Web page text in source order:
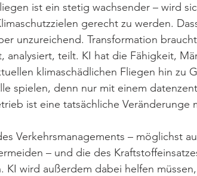
ist ein stetig wachsender – wird
gerecht zu werden.
unzureichend. Transformation
analysiert, teilt. KI hat die Fähigkeit,
klimaschädlichen Fliegen hin zu
spielen, denn nur mit einem
ist eine tatsächliche Veränderunge
Verkehrsmanagements – möglichst
– und die des
KI wird außerdem dabei helfen